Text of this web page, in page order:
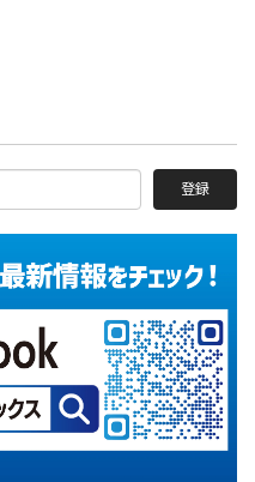
登録